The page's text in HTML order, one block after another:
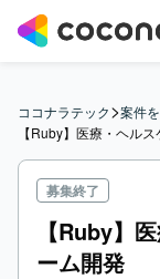
ココナラテック>案件
【Ruby】医療・ヘル
募集終了
【Ruby】
ーム開発